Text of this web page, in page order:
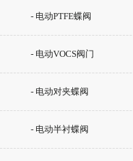
- 电动PTFE蝶阀
- 电动VOCS阀门
- 电动对夹蝶阀
- 电动半衬蝶阀